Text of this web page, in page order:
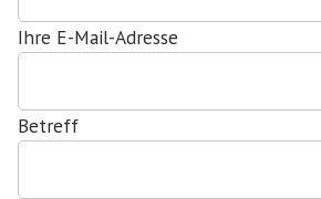
Ihre E-Mail-Adresse
Betreff